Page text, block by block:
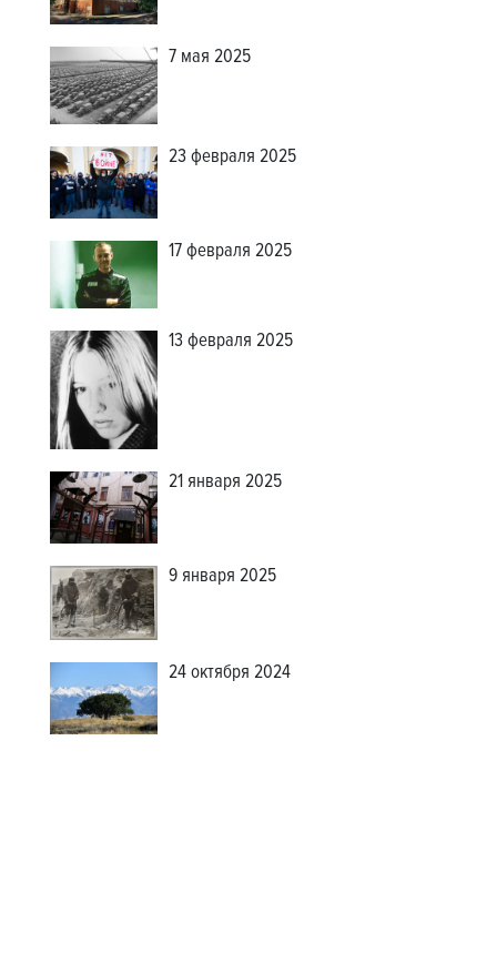
7 мая 2025
23 февраля 2025
17 февраля 2025
13 февраля 2025
21 января 2025
9 января 2025
24 октября 2024